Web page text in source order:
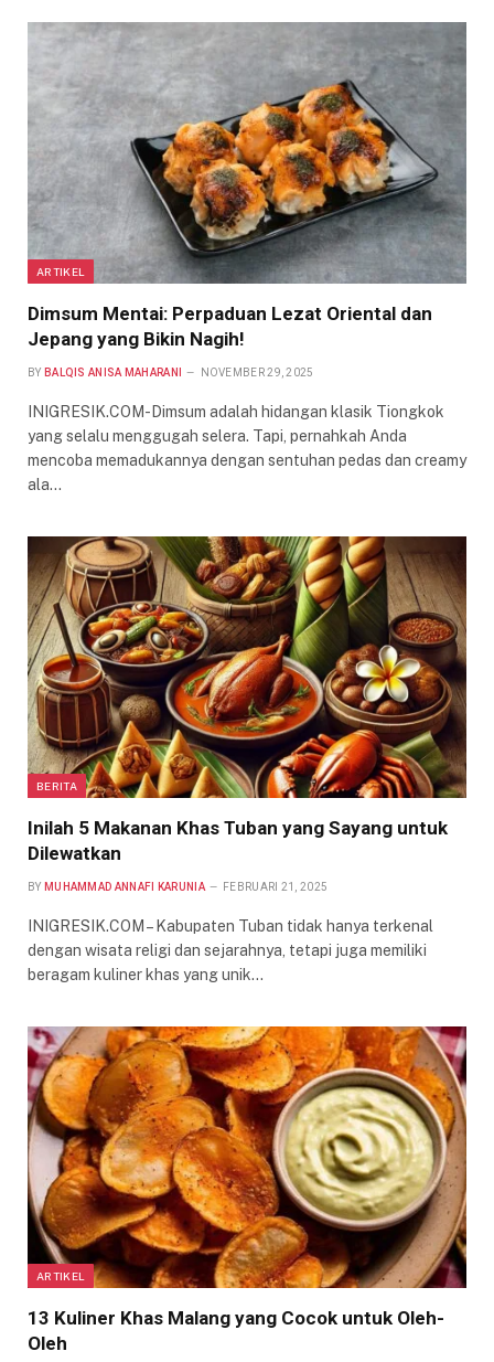
ARTIKEL
Dimsum Mentai: Perpaduan Lezat Oriental dan
Jepang yang Bikin Nagih!
BY BALQIS ANISA MAHARANI NOVEMBER 29, 2025
INIGRESIK.COM-Dimsum adalah hidangan klasik Tiongkok
yang selalu menggugah selera. Tapi, pernahkah Anda
mencoba memadukannya dengan sentuhan pedas dan creamy
ala…
BERITA
Inilah 5 Makanan Khas Tuban yang Sayang untuk
Dilewatkan
BY MUHAMMAD ANNAFI KARUNIA FEBRUARI 21, 2025
INIGRESIK.COM – Kabupaten Tuban tidak hanya terkenal
dengan wisata religi dan sejarahnya, tetapi juga memiliki
beragam kuliner khas yang unik…
ARTIKEL
13 Kuliner Khas Malang yang Cocok untuk Oleh-
Oleh